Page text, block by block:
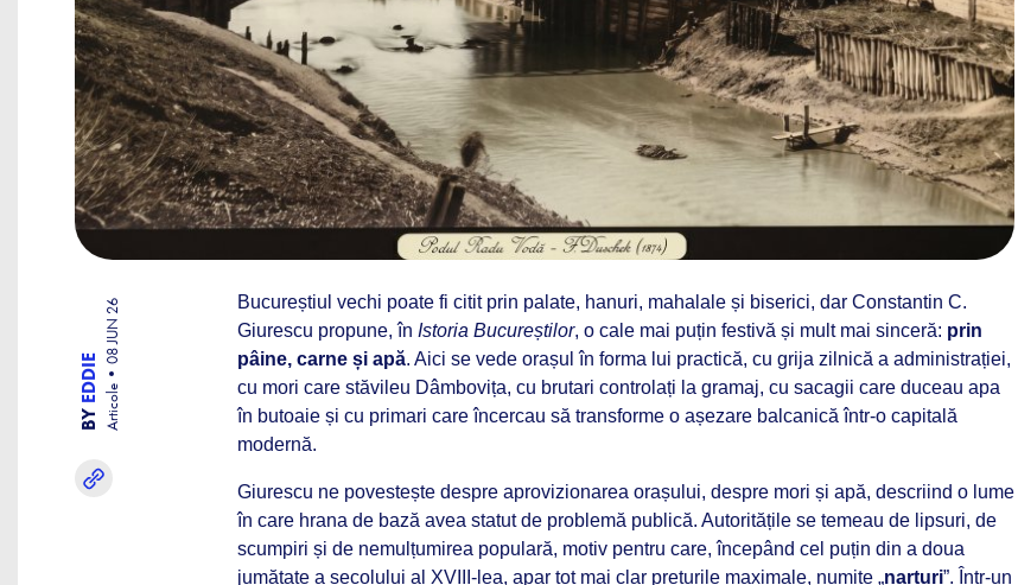
BY
EDDIE
Articole
08 JUN 26
Bucureștiul vechi poate fi citit prin palate, hanuri, mahalale și biserici, dar Constantin C.
Giurescu propune, în Istoria Bucureștilor, o cale mai puțin festivă și mult mai sinceră: prin
pâine, carne și apă. Aici se vede orașul în forma lui practică, cu grija zilnică a administrației,
cu mori care stăvileu Dâmbovița, cu brutari controlați la gramaj, cu sacagii care duceau apa
în butoaie și cu primari care încercau să transforme o așezare balcanică într-o capitală
modernă.
Giurescu ne povestește despre aprovizionarea orașului, despre mori și apă, descriind o lume
în care hrana de bază avea statut de problemă publică. Autoritățile se temeau de lipsuri, de
scumpiri și de nemulțumirea populară, motiv pentru care, începând cel puțin din a doua
jumătate a secolului al XVIII-lea, apar tot mai clar prețurile maximale, numite „narturi”. Într-un